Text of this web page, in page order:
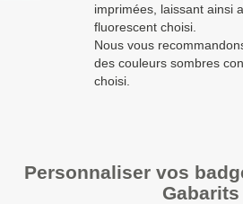
imprimées, laissant ainsi
fluorescent choisi.
Nous vous
des couleurs sombres
choisi.
Personnaliser vos
Gabarits